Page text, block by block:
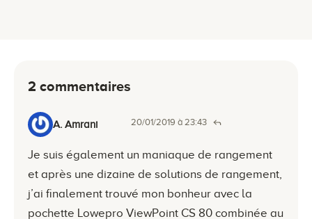
2 commentaires
A. Amrani 20/01/2019 à 23:43
Je suis également un maniaque de rangement
et après une dizaine de solutions de rangement,
j’ai finalement trouvé mon bonheur avec la
pochette Lowepro ViewPoint CS 80 combinée au